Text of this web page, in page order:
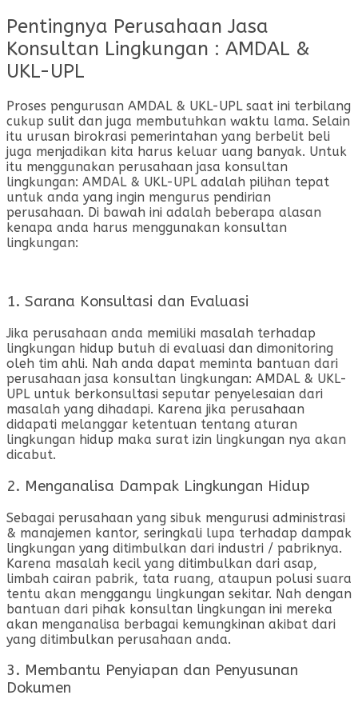
Pentingnya Perusahaan Jasa
Konsultan Lingkungan : AMDAL &
UKL-UPL
Proses pengurusan AMDAL & UKL-UPL saat ini terbilang
cukup sulit dan juga membutuhkan waktu lama. Selain
itu urusan birokrasi pemerintahan yang berbelit beli
juga menjadikan kita harus keluar uang banyak. Untuk
itu menggunakan perusahaan jasa konsultan
lingkungan: AMDAL & UKL-UPL adalah pilihan tepat
untuk anda yang ingin mengurus pendirian
perusahaan. Di bawah ini adalah beberapa alasan
kenapa anda harus menggunakan konsultan
lingkungan:
1. Sarana Konsultasi dan Evaluasi
Jika perusahaan anda memiliki masalah terhadap
lingkungan hidup butuh di evaluasi dan dimonitoring
oleh tim ahli. Nah anda dapat meminta bantuan dari
perusahaan jasa konsultan lingkungan: AMDAL & UKL-
UPL untuk berkonsultasi seputar penyelesaian dari
masalah yang dihadapi. Karena jika perusahaan
didapati melanggar ketentuan tentang aturan
lingkungan hidup maka surat izin lingkungan nya akan
dicabut.
2. Menganalisa Dampak Lingkungan Hidup
Sebagai perusahaan yang sibuk mengurusi administrasi
& manajemen kantor, seringkali lupa terhadap dampak
lingkungan yang ditimbulkan dari industri / pabriknya.
Karena masalah kecil yang ditimbulkan dari asap,
limbah cairan pabrik, tata ruang, ataupun polusi suara
tentu akan menggangu lingkungan sekitar. Nah dengan
bantuan dari pihak konsultan lingkungan ini mereka
akan menganalisa berbagai kemungkinan akibat dari
yang ditimbulkan perusahaan anda.
3. Membantu Penyiapan dan Penyusunan
Dokumen